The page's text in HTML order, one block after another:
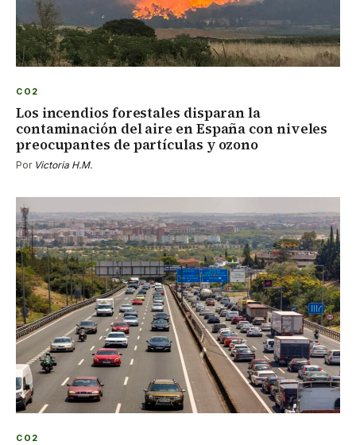
CO2
Los incendios forestales disparan la
contaminación del aire en España con niveles
preocupantes de partículas y ozono
Por Victoria H.M.
CO2